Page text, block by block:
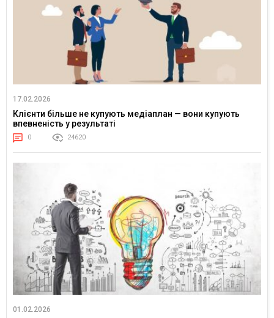
17.02.2026
Клієнти більше не купують медіаплан — вони купують
впевненість у результаті
0 24620
01.02.2026